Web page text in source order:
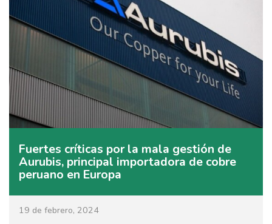
Fuertes críticas por la mala gestión de
Aurubis, principal importadora de cobre
peruano en Europa
19 de febrero, 2024